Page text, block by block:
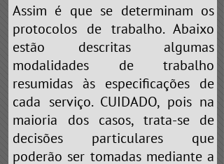
Assim é que se determinam os
protocolos de trabalho. Abaixo
estão descritas algumas
modalidades de trabalho
resumidas às especificações de
cada serviço. CUIDADO, pois na
maioria dos casos, trata-se de
decisões particulares que
poderão ser tomadas mediante a